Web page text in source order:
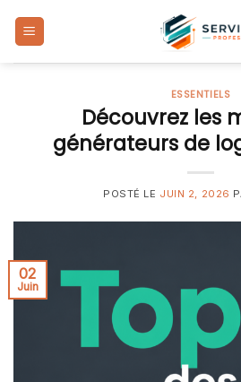
ESSENTIELS
Découvrez les
générateurs de
POSTÉ LE JUIN 2, 2026
02
Juin